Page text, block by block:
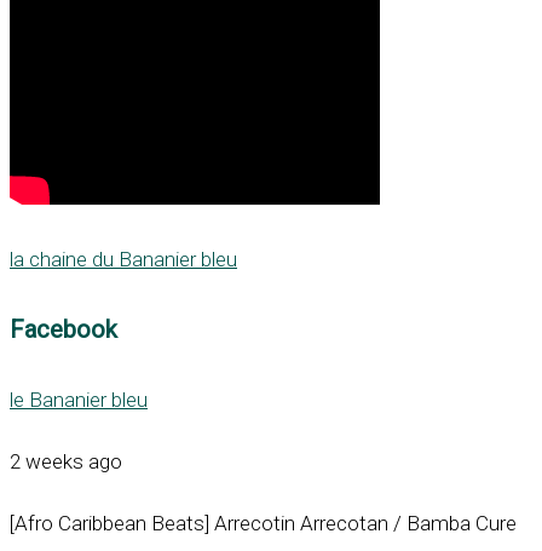
la chaine du Bananier bleu
Facebook
le Bananier bleu
2 weeks ago
[Afro Caribbean Beats] Arrecotin Arrecotan / Bamba Cure